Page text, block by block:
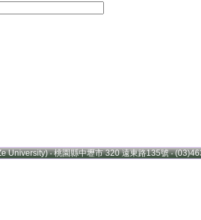
University) ‧ 桃園縣中壢市 320 遠東路135號 ‧